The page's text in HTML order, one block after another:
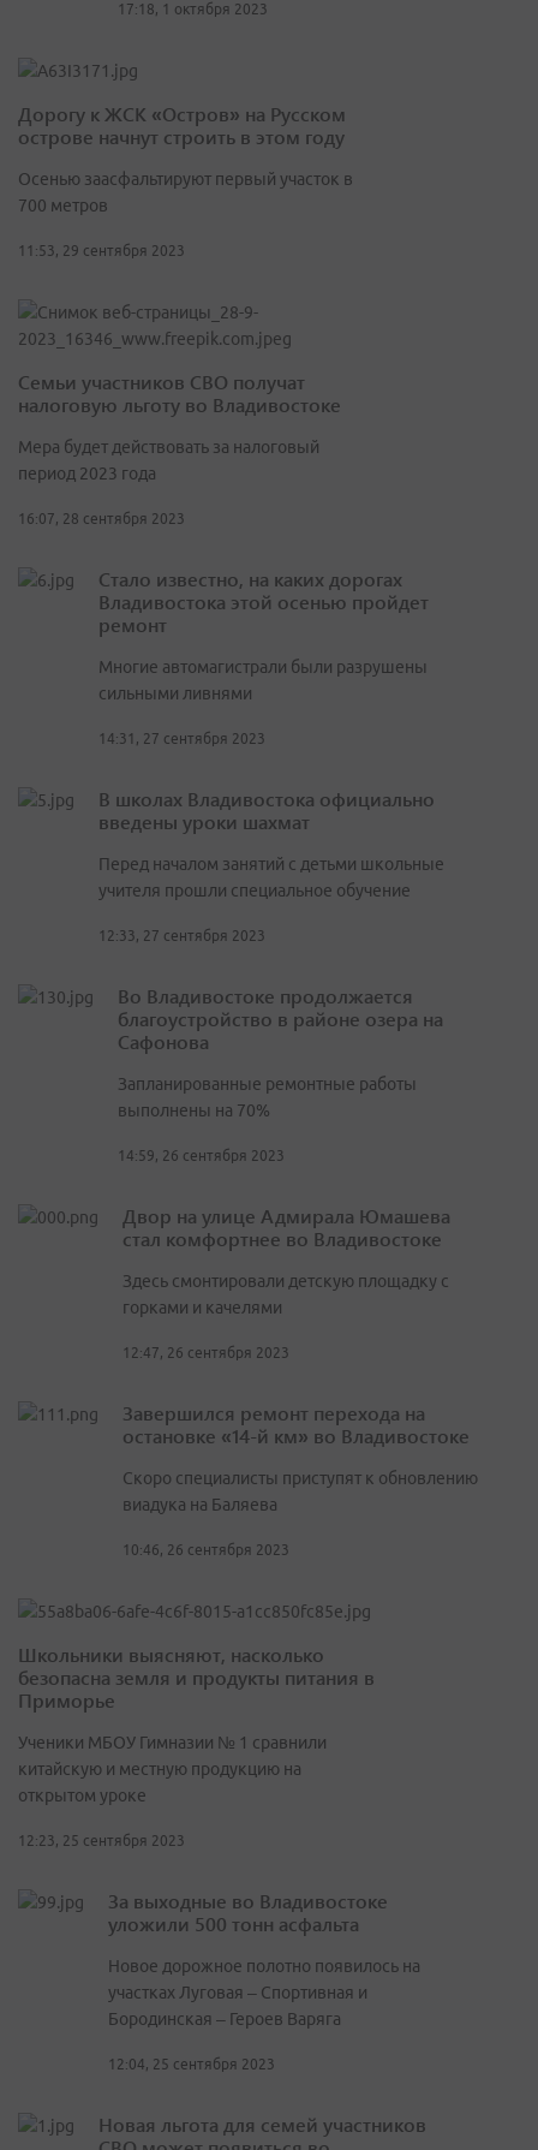
17:18, 1 октября 2023
Дорогу к ЖСК «Остров» на Русском
острове начнут строить в этом году
Осенью заасфальтируют первый участок в
700 метров
11:53, 29 сентября 2023
Семьи участников СВО получат
налоговую льготу во Владивостоке
Мера будет действовать за налоговый
период 2023 года
16:07, 28 сентября 2023
Стало известно, на каких дорогах
Владивостока этой осенью пройдет
ремонт
Многие автомагистрали были разрушены
сильными ливнями
14:31, 27 сентября 2023
В школах Владивостока официально
введены уроки шахмат
Перед началом занятий с детьми школьные
учителя прошли специальное обучение
12:33, 27 сентября 2023
Во Владивостоке продолжается
благоустройство в районе озера на
Сафонова
Запланированные ремонтные работы
выполнены на 70%
14:59, 26 сентября 2023
Двор на улице Адмирала Юмашева
стал комфортнее во Владивостоке
Здесь смонтировали детскую площадку с
горками и качелями
12:47, 26 сентября 2023
Завершился ремонт перехода на
остановке «14-й км» во Владивостоке
Скоро специалисты приступят к обновлению
виадука на Баляева
10:46, 26 сентября 2023
Школьники выясняют, насколько
безопасна земля и продукты питания в
Приморье
Ученики МБОУ Гимназии № 1 сравнили
китайскую и местную продукцию на
открытом уроке
12:23, 25 сентября 2023
За выходные во Владивостоке
уложили 500 тонн асфальта
Новое дорожное полотно появилось на
участках Луговая – Спортивная и
Бородинская – Героев Варяга
12:04, 25 сентября 2023
Новая льгота для семей участников